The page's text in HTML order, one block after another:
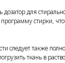
дозатор для
стирки,
следует также
ткань в